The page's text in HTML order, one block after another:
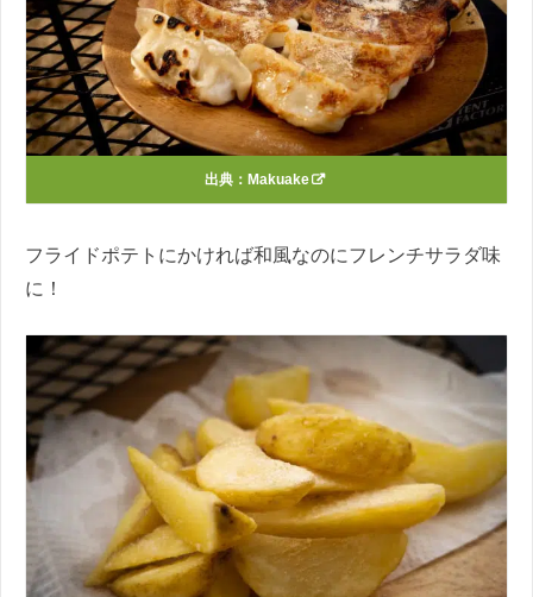
出典： Makuake
フライドポテトにかければ和風なのにフレンチサラダ味
に！